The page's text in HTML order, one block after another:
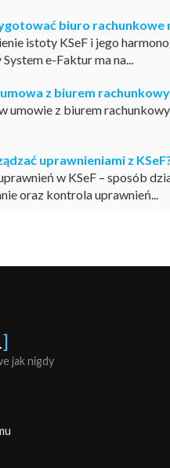
biuro rachunkowe
istoty KSeF i jego
e-Faktur ma na...
umowa z biurem
umowie z biurem
uprawnieniami z
w KSeF – sposób
oraz kontrola uprawnień...
]
jak nigdy